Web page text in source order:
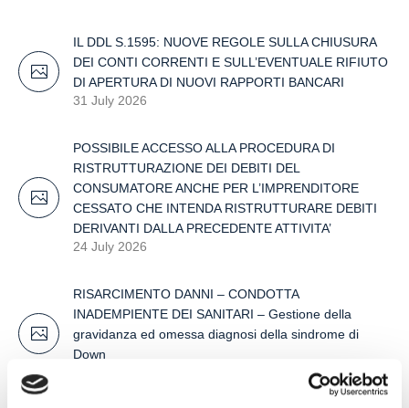
IL DDL S.1595: NUOVE REGOLE SULLA CHIUSURA
DEI CONTI CORRENTI E SULL’EVENTUALE RIFIUTO
DI APERTURA DI NUOVI RAPPORTI BANCARI
31 July 2026
POSSIBILE ACCESSO ALLA PROCEDURA DI
RISTRUTTURAZIONE DEI DEBITI DEL
CONSUMATORE ANCHE PER L’IMPRENDITORE
CESSATO CHE INTENDA RISTRUTTURARE DEBITI
DERIVANTI DALLA PRECEDENTE ATTIVITA’
24 July 2026
RISARCIMENTO DANNI – CONDOTTA
INADEMPIENTE DEI SANITARI – Gestione della
gravidanza ed omessa diagnosi della sindrome di
Down